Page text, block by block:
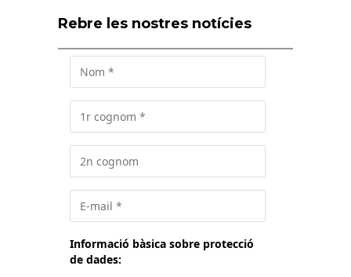
Rebre les nostres notícies
Informació bàsica sobre protecció
de dades: